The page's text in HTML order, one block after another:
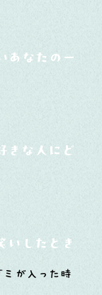
あなたの一面は
きな人にどう
いしたときはど
ミが入った時